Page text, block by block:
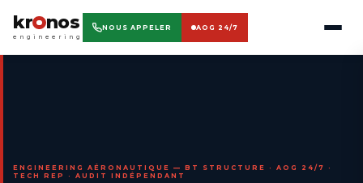
kr nos
engineering
NOUS APPELER AOG 24/7
ENGINEERING AÉRONAUTIQUE — BT STRUCTURE · AOG 24/7 ·
TECH REP · AUDIT INDÉPENDANT